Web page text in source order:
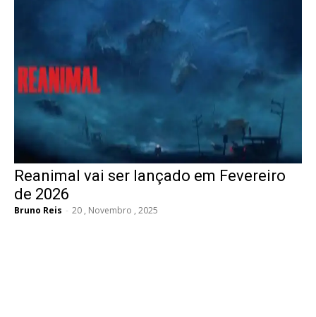
Reanimal vai ser lançado em Fevereiro
de 2026
Bruno Reis - 20 , Novembro , 2025